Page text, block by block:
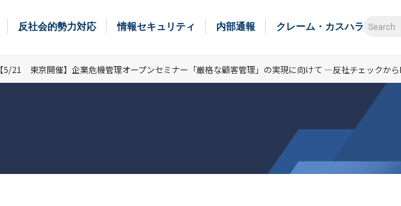
反社会的勢力対応 情報セキュリティ 内部通報 クレーム・カスハラ
【5/21 東京開催】企業危機管理オープンセミナー「厳格な顧客管理」の実現に向けて ―反社チェックか